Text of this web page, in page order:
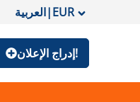
العربية|EUR
إدراج الإعلان!